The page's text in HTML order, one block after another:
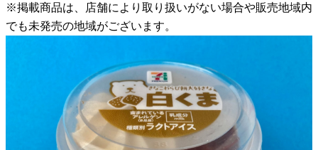
※掲載商品は、店舗により取り扱いがない場合や販売地域内
でも未発売の地域がございます。